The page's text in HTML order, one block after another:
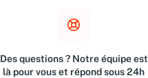
Des questions ? Notre équipe est
là pour vous et répond sous 24h